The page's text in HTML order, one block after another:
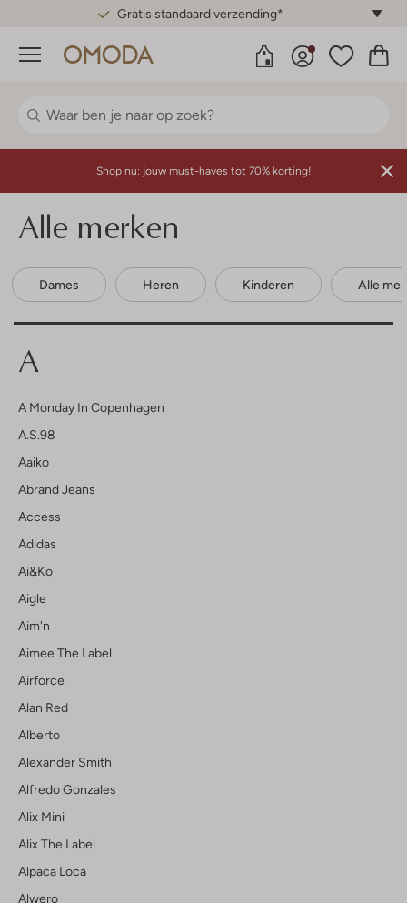
Gratis standaard verzending*
Menu
Shop nu: jouw must-haves tot 70% korting!
Alle merken
Dames Heren Kinderen Alle
A
A Monday In Copenhagen
A.s.98
Aaiko
Abrand Jeans
Access
Adidas
Ai&ko
Aigle
Aim'n
Aimee The Label
Airforce
Alan Red
Alberto
Alexander Smith
Alfredo Gonzales
Alix Mini
Alix The Label
Alpaca Loca
Alwero